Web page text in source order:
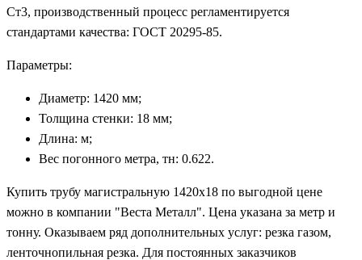
Ст3, производственный процесс регламентируется
стандартами качества: ГОСТ 20295-85.
Параметры:
Диаметр: 1420 мм;
Толщина стенки: 18 мм;
Длина: м;
Вес погонного метра, тн: 0.622.
Купить трубу магистральную 1420х18 по выгодной цене
можно в компании "Веста Металл". Цена указана за метр и
тонну. Оказываем ряд дополнительных услуг: резка газом,
ленточнопильная резка. Для постоянных заказчиков